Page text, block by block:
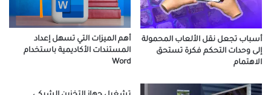
أسباب تجعل نقل الألعاب المحمولة
إلى وحدات التحكم فكرة تستحق
الاهتمام
أهم الميزات التي تسهل إعداد
المستندات الأكاديمية باستخدام
Word